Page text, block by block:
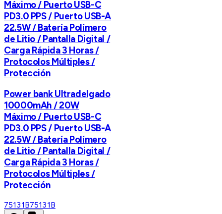
Máximo / Puerto USB-C
PD3.0 PPS / Puerto USB-A
22.5W / Batería Polímero
de Litio / Pantalla Digital /
Carga Rápida 3 Horas /
Protocolos Múltiples /
Protección
Power bank Ultradelgado
10000mAh / 20W
Máximo / Puerto USB-C
PD3.0 PPS / Puerto USB-A
22.5W / Batería Polímero
de Litio / Pantalla Digital /
Carga Rápida 3 Horas /
Protocolos Múltiples /
Protección
75131B75131B